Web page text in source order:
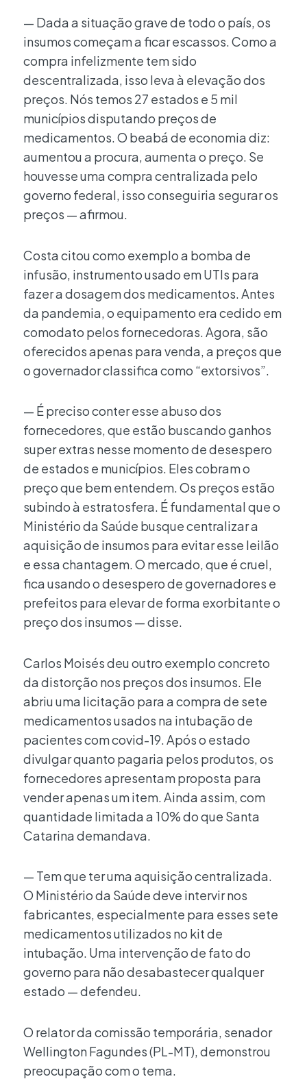
— Dada a situação grave de todo o país, os
insumos começam a ficar escassos. Como a
compra infelizmente tem sido
descentralizada, isso leva à elevação dos
preços. Nós temos 27 estados e 5 mil
municípios disputando preços de
medicamentos. O beabá de economia diz:
aumentou a procura, aumenta o preço. Se
houvesse uma compra centralizada pelo
governo federal, isso conseguiria segurar os
preços — afirmou.
Costa citou como exemplo a bomba de
infusão, instrumento usado em UTIs para
fazer a dosagem dos medicamentos. Antes
da pandemia, o equipamento era cedido em
comodato pelos fornecedoras. Agora, são
oferecidos apenas para venda, a preços que
o governador classifica como “extorsivos”.
— É preciso conter esse abuso dos
fornecedores, que estão buscando ganhos
super extras nesse momento de desespero
de estados e municípios. Eles cobram o
preço que bem entendem. Os preços estão
subindo à estratosfera. É fundamental que o
Ministério da Saúde busque centralizar a
aquisição de insumos para evitar esse leilão
e essa chantagem. O mercado, que é cruel,
fica usando o desespero de governadores e
prefeitos para elevar de forma exorbitante o
preço dos insumos — disse.
Carlos Moisés deu outro exemplo concreto
da distorção nos preços dos insumos. Ele
abriu uma licitação para a compra de sete
medicamentos usados na intubação de
pacientes com covid-19. Após o estado
divulgar quanto pagaria pelos produtos, os
fornecedores apresentam proposta para
vender apenas um item. Ainda assim, com
quantidade limitada a 10% do que Santa
Catarina demandava.
— Tem que ter uma aquisição centralizada.
O Ministério da Saúde deve intervir nos
fabricantes, especialmente para esses sete
medicamentos utilizados no kit de
intubação. Uma intervenção de fato do
governo para não desabastecer qualquer
estado — defendeu.
O relator da comissão temporária, senador
Wellington Fagundes (PL-MT), demonstrou
preocupação com o tema.